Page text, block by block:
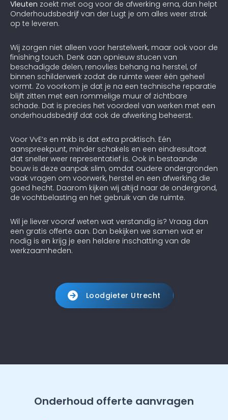
Vleuten zoekt met oog voor de afwerking erna, dan helpt
Onderhoudsbedrijf van der Lugt je om alles weer strak
op te leveren.
Wij zorgen niet alleen voor herstelwerk, maar ook voor de
finishing touch. Denk aan opnieuw stucen van
beschadigde delen, renovlies behang na herstel, of
binnen schilderwerk zodat de ruimte weer één geheel
vormt. Zo voorkom je dat je na een technische reparatie
blijft zitten met een rommelige muur of zichtbare
schade. Dat is precies het voordeel van werken met een
onderhoudsbedrijf dat ook de afwerking beheerst.
Voor VvE’s en mkb is dat extra praktisch. Eén
aanspreekpunt, minder schakels en een eindresultaat
dat sneller weer representatief is. Ook in bestaande
bouw is deze aanpak slim, omdat oudere ondergronden
vaak vragen om voorwerk, herstel en een afwerking die
goed hecht. Daarom kijken wij altijd naar de ondergrond,
de vochtbelasting en het gebruik van de ruimte.
Wil je liever vooraf weten wat verstandig is? Vraag dan
een gratis offerte aan. Dan bekijken we samen wat er
nodig is en krijg je een heldere inschatting van de
werkzaamheden.
Loodgieter Utrecht
Onderhoud offerte aanvragen